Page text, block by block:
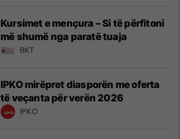
Kursimet e mençura – Si të përfitoni
më shumë nga paratë tuaja
BKT
IPKO mirëpret diasporën me oferta
të veçanta për verën 2026
IPKO